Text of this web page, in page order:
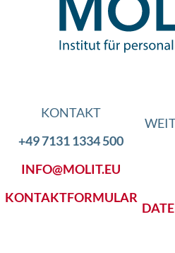
KONTAKT
+49 7131 1334 500
INFO@MOLIT.EU
KONTAKTFORMULAR